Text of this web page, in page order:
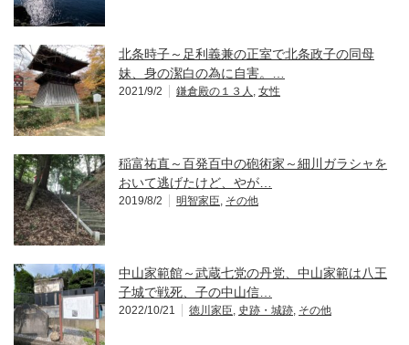
北条時子～足利義兼の正室で北条政子の同母
妹、身の潔白の為に自害。…
2021/9/2 鎌倉殿の１３人 女性
稲富祐直～百発百中の砲術家～細川ガラシャを
おいて逃げたけど、やが…
2019/8/2 明智家臣 その他
中山家範館～武蔵七党の丹党、中山家範は八王
子城で戦死、子の中山信…
2022/10/21 徳川家臣 史跡・城跡 その他